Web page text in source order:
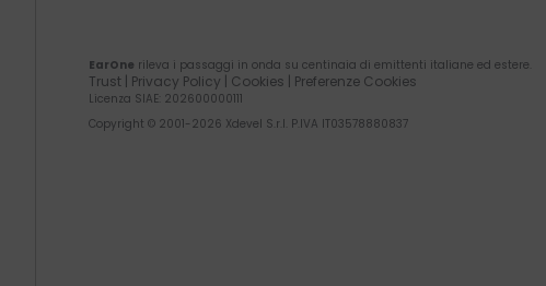
EarOne rileva i passaggi in onda su centinaia di emittenti italiane ed estere.
Trust Privacy Policy Cookies Preferenze Cookies
Licenza SIAE : 202600000111
Copyright © 2001- 2026 Xdevel S.r.l. P.IVA IT03578880837